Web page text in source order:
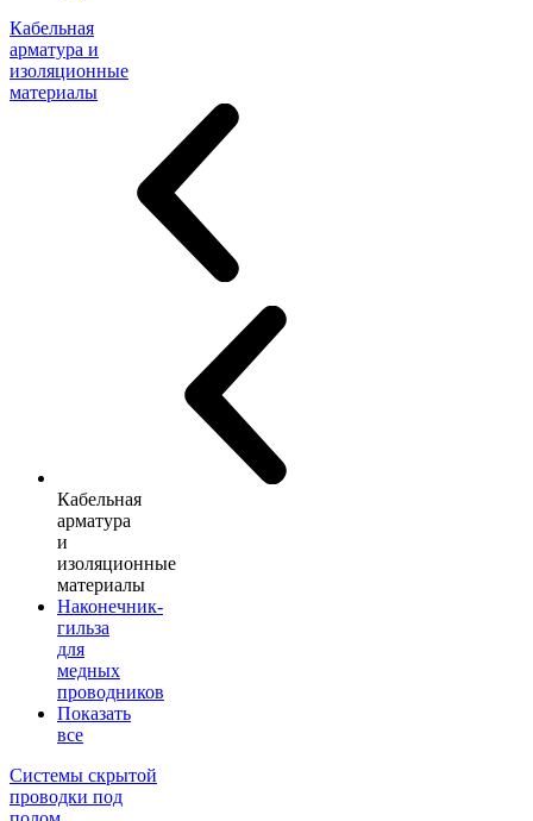
Кабельная
арматура и
изоляционные
материалы
Кабельная
арматура
и
изоляционные
материалы
Наконечник-
гильза
для
медных
проводников
Показать
все
Системы скрытой
проводки под